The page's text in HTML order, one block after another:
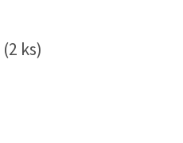
(2 ks)